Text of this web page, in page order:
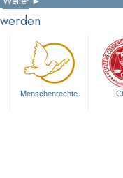
Menschenrechte